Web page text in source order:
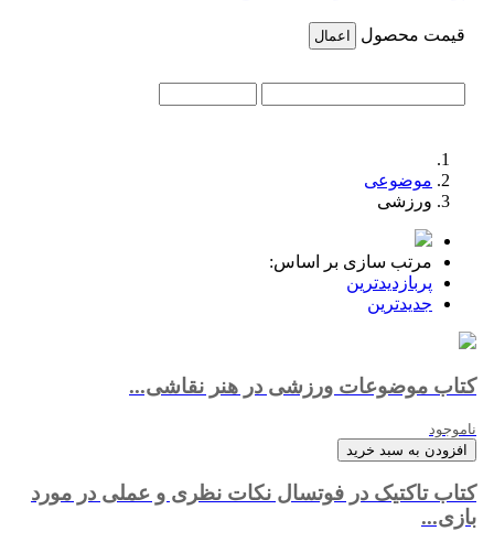
قیمت محصول اعمال
موضوعی
ورزشی
مرتب سازی بر اساس:
پربازدیدترین
جدیدترین
کتاب ﻣﻮﺿﻮﻋﺎت ورزﺷﯽ در ﻫﻨﺮ ﻧﻘﺎﺷﯽ...
ناموجود
افزودن به سبد خرید
کتاب تاکتیک در فوتسال نکات نظری و عملی در مورد
بازی...